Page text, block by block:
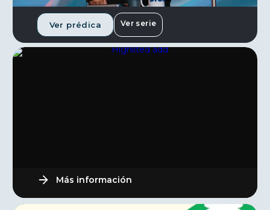
Ver prédica Ver serie
Más información